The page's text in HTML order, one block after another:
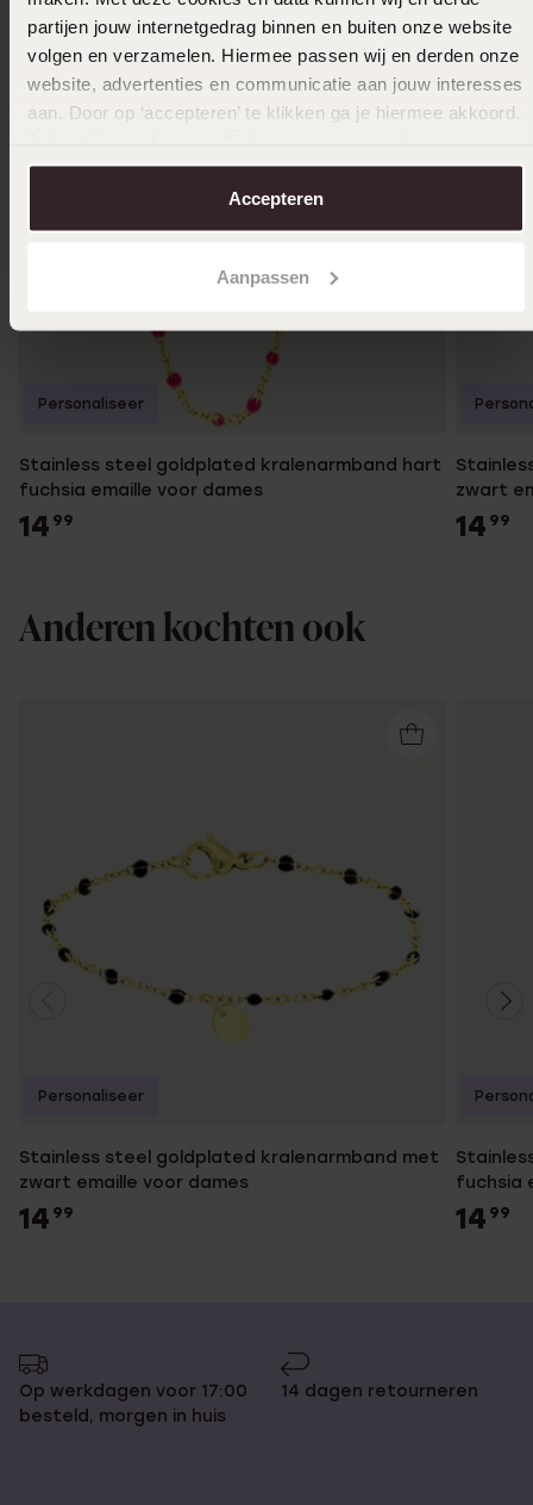
partijen jouw internetgedrag binnen en buiten onze website
volgen en verzamelen. Hiermee passen wij en derden onze
website, advertenties en communicatie aan jouw interesses
aan. Door op ‘accepteren’ te klikken ga je hiermee akkoord.
over in onscookiebeleid.
Accepteren
Aanpassen
Stainless steel goldplated kralenarmband hart
fuchsia emaille voor dames
14 99
Personaliseer
zwart
14 99
Anderen kochten ook
Stainless steel goldplated kralenarmband met
zwart emaille voor dames
14 99
Personaliseer
fuchsia
14 99
Op werkdagen voor 17:00
besteld, morgen in huis
14 dagen retourneren